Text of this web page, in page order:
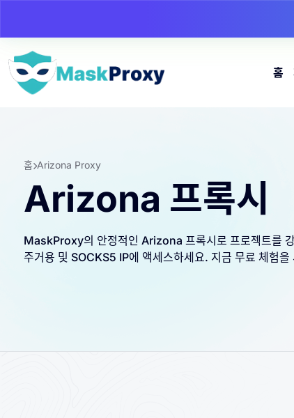
홈
홈 Arizona Proxy
Arizona 프록시
MaskProxy의 안정적인 Arizona 프록시로 프로젝트를
주거용 및 SOCKS5 IP에 액세스하세요. 지금 무료 체험